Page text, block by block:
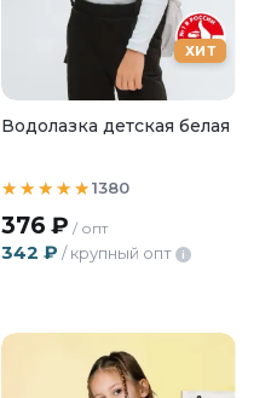
ХИТ
Водолазка детская белая
1380
376 ₽ / опт
342 ₽ / крупный опт i